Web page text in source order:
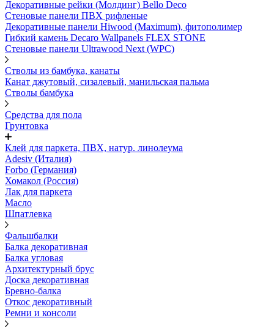
Декоративные рейки (Молдинг) Bello Deco
Стеновые панели ПВХ рифленые
Декоративные панели Hiwood (Maximum), фитополимер
Гибкий камень Decaro Wallpanels FLEX STONE
Стеновые панели Ultrawood Next (WPC)
Стволы из бамбука, канаты
Канат джутовый, сизалевый, манильская пальма
Стволы бамбука
Средства для пола
Грунтовка
Клей для паркета, ПВХ, натур. линолеума
Adesiv (Италия)
Forbo (Германия)
Хомакол (Россия)
Лак для паркета
Масло
Шпатлевка
Фальшбалки
Балка декоративная
Балка угловая
Архитектурный брус
Доска декоративная
Бревно-балка
Откос декоративный
Ремни и консоли